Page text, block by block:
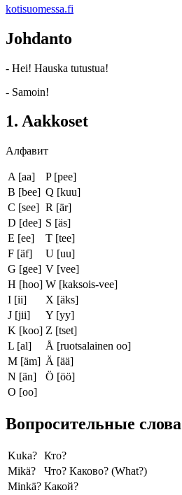
kotisuomessa.fi
Johdanto
- Hei! Hauska tutustua!
- Samoin!
1. Aakkoset
Алфавит
A [aa]
P [pee]
B [bee] Q [kuu]
C [see] R [är]
D [dee] S [äs]
E [ee]
T [tee]
F [äf]
U [uu]
G [gee] V [vee]
H [hoo] W [kaksois-vee]
I [ii]
X [äks]
J [jii]
Y [yy]
K [koo] Z [tset]
L [al]
Å [ruotsalainen oo]
M [äm] Ä [ää]
N [än]
Ö [öö]
O [oo]
Вопросительные слова
Kuka? Кто?
Mikä?
Что? Каково? (What?)
Minkä? Какой?